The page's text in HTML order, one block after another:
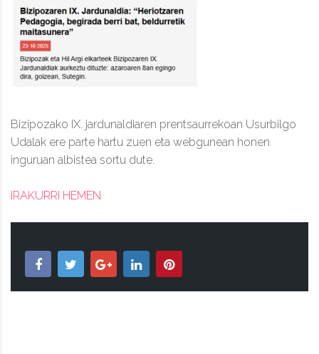
Bizipozako IX. jardunaldiaren prentsaurrekoan Usurbilgo
Udalak ere parte hartu zuen eta webgunean honen
inguruan albistea sortu dute.
IRAKURRI HEMEN